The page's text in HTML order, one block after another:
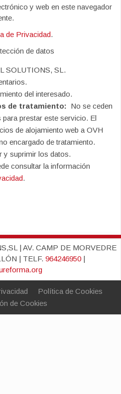
y web en este navegador
de Privacidad.
de datos
SOLUTIONS, SL.
del interesado.
de tratamiento: No se ceden
prestar este servicio. El
de alojamiento web a OVH
encargado de tratamiento.
y suprimir los datos.
consultar la información
.
| AV. CAMP DE MORVEDRE
| TELF. 964246950|
Política de Cookies
de Cookies